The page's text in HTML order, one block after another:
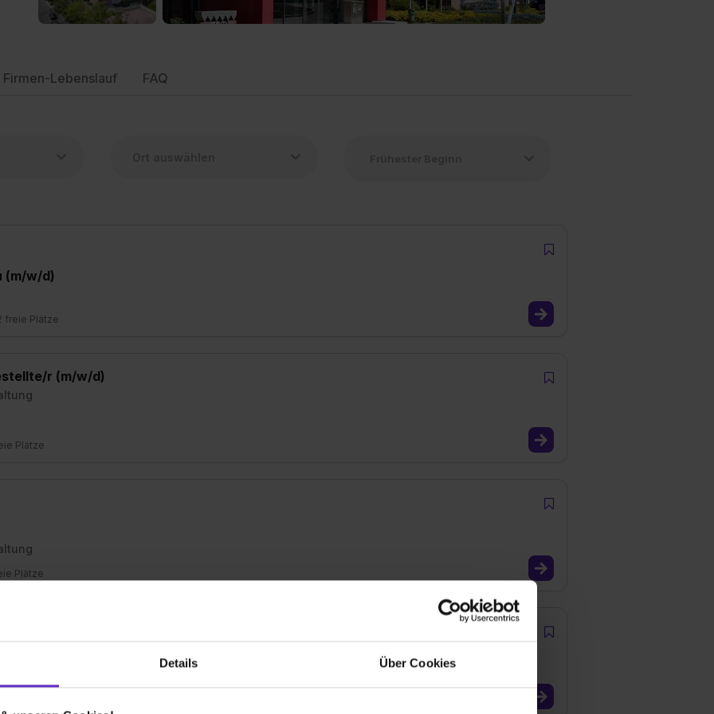
Details Über Cookies
Firmen-Lebenslauf FAQ
(m/w/d)
freie Plätze
r (m/w/d)
Plätze
Plätze
Dienst) (m/w/d)